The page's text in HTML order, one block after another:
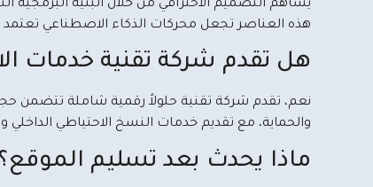
هذه العناصر تجعل محركات الذكاء الاصطناعي
هل تقدم شركة تقنية خدمات
نعم، تقدم شركة تقنية حلولاً رقمية شاملة تتضمن حجز
والحماية، مع تقديم خدمات النسخ الاحتياطي الداخلي
ماذا يحدث بعد تسليم